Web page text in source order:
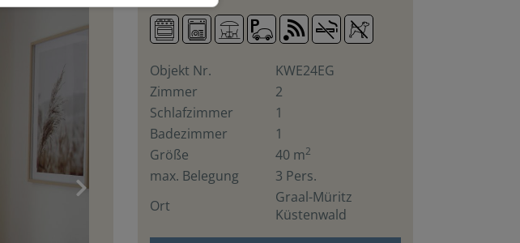
›
Objekt Nr.
KWE24EG
Zimmer
2
Schlafzimmer
1
Badezimmer
1
Größe
40 m2
max. Belegung
3 Pers.
Ort
Graal-Müritz
Küstenwald